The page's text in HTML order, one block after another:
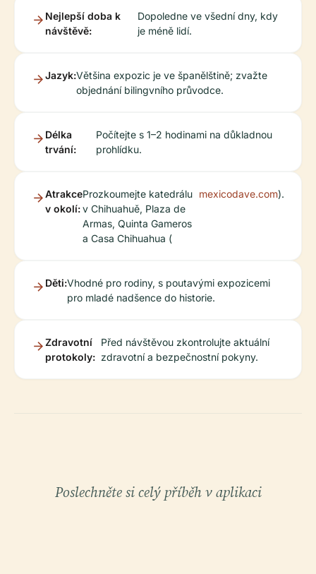
Nejlepší doba k
návštěvě:
Dopoledne ve všední dny, kdy
je méně lidí.
Jazyk:Většina expozic je ve španělštině; zvažte
objednání bilingvního průvodce.
Délka
trvání:
Počítejte s 1–2 hodinami na důkladnou
prohlídku.
Atrakce
v okolí:
Prozkoumejte katedrálu
v Chihuahuě, Plaza de
Armas, Quinta Gameros
a Casa Chihuahua (
mexicodave.com).
Děti:Vhodné pro rodiny, s poutavými expozicemi
pro mladé nadšence do historie.
Zdravotní
protokoly:
Před návštěvou zkontrolujte aktuální
zdravotní a bezpečnostní pokyny.
Poslechněte si celý příběh v aplikaci